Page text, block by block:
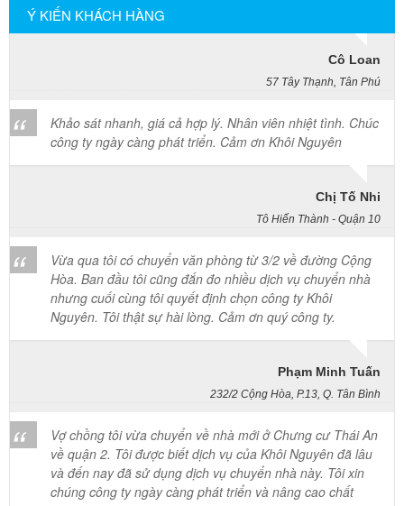
Ý KIẾN KHÁCH HÀNG
57 Tây Thạnh, Tân Phú
công ty ngày càng phát triển. Cảm ơn Khôi Nguyên
Tô Hiến Thành - Quận 10
Hòa. Ban đầu tôi cũng đắn đo nhiều dịch vụ chuyển nhà
nhưng cuối cùng tôi quyết định chọn công ty Khôi
Nguyên. Tôi thật sự hài lòng. Cảm ơn quý công ty.
232/2 Cộng Hòa, P.13, Q. Tân Bình
về quận 2. Tôi được biết dịch vụ của Khôi Nguyên đã lâu
và đến nay đã sử dụng dịch vụ chuyển nhà này. Tôi xin
chúng công ty ngày càng phát triển và nâng cao chất
lượng dịch vụ